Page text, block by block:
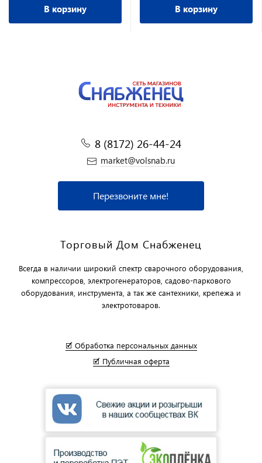
В корзину В корзину
8 (8172) 26-44-24
market@volsnab.ru
Перезвоните мне!
Торговый Дом Снабженец
Всегда в наличии широкий спектр сварочного оборудования,
компрессоров, электрогенераторов, садово-паркового
оборудования, инструмента, а так же сантехники, крепежа и
электротоваров.
🗹 Обработка персональных данных
🗹 Публичная оферта